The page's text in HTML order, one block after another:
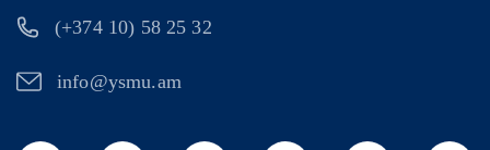
(+374 10) 58 25 32
info@ysmu.am